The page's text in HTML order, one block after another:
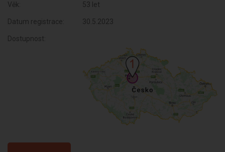
Věk: 53 let
Datum registrace: 30.5.2023
Dostupnost: